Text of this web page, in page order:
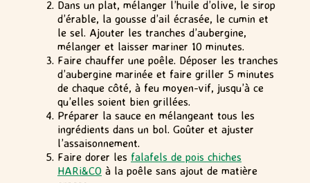
Dans un plat, mélanger l’huile d’olive, le sirop
d’érable, la gousse d’ail écrasée, le cumin et
le sel. Ajouter les tranches d’aubergine,
mélanger et laisser mariner 10 minutes.
Faire chauffer une poêle. Déposer les tranches
d’aubergine marinée et faire griller 5 minutes
de chaque côté, à feu moyen-vif, jusqu’à ce
qu’elles soient bien grillées.
Préparer la sauce en mélangeant tous les
ingrédients dans un bol. Goûter et ajuster
l’assaisonnement.
Faire dorer les falafels de pois chiches
HARi&CO à la poêle sans ajout de matière